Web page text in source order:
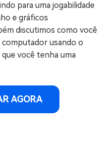
para uma jogabilidade
e gráficos
discutimos como você
computador usando o
que você tenha uma
AGORA